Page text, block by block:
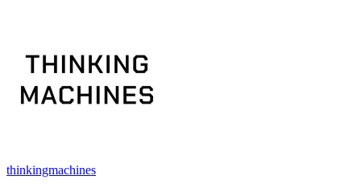
thinkingmachines